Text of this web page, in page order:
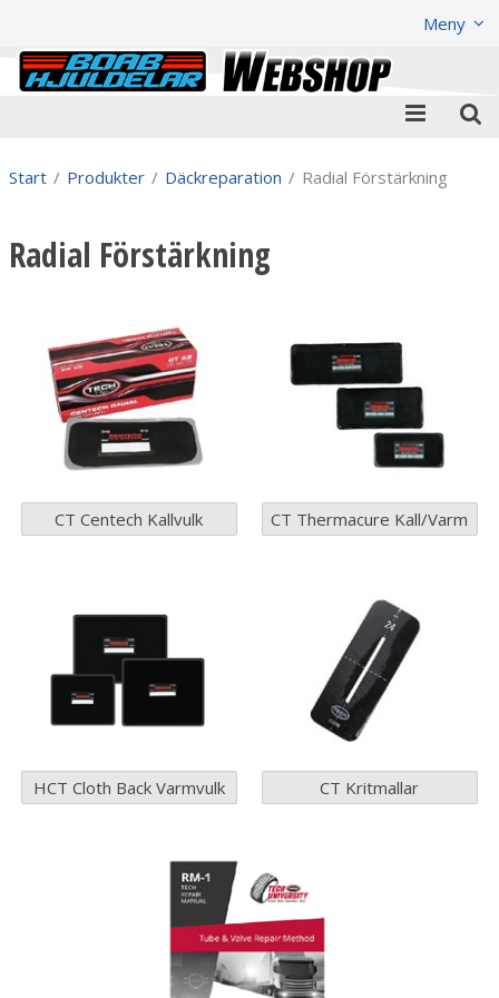
Meny
Start / Produkter / Däckreparation / Radial Förstärkning
Radial Förstärkning
CT Centech Kallvulk CT Thermacure Kall/Varm
HCT Cloth Back Varmvulk CT Kritmallar